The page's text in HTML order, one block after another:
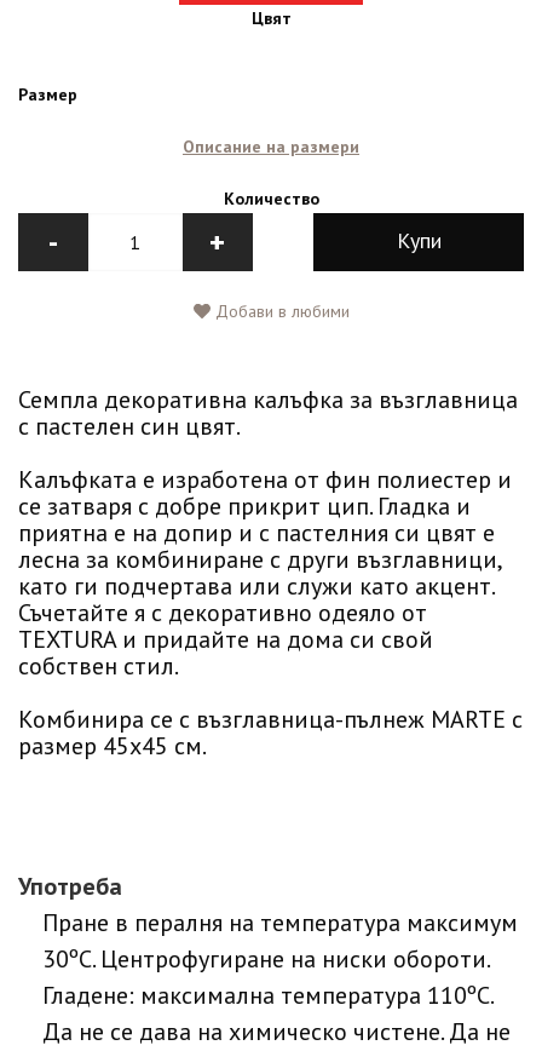
Цвят
Размер
Описание на размери
Количество
- + Купи
Добави в любими
Семпла декоративна калъфка за възглавница
с пастелен син цвят.
Калъфката е изработена от фин полиестер и
се затваря с добре прикрит цип. Гладка и
приятна е на допир и с пастелния си цвят е
лесна за комбиниране с други възглавници,
като ги подчертава или служи като акцент.
Съчетайте я с декоративно одеяло от
TEXTURA и придайте на дома си свой
собствен стил.
Комбинира се с възглавница-пълнеж MARTE с
размер 45х45 см.
Употреба
Пране в пералня на температура максимум
30ºC. Центрофугиране на ниски обороти.
Гладене: максимална температура 110ºC.
Да не се дава на химическо чистене. Да не